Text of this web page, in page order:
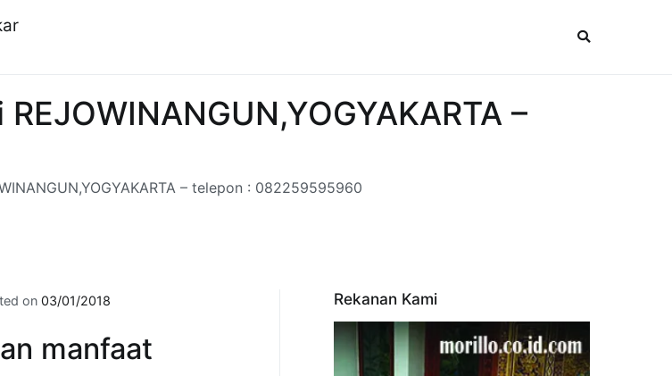
–
– telepon : 082259595960
on 03/01/2018
manfaat
Rekanan Kami